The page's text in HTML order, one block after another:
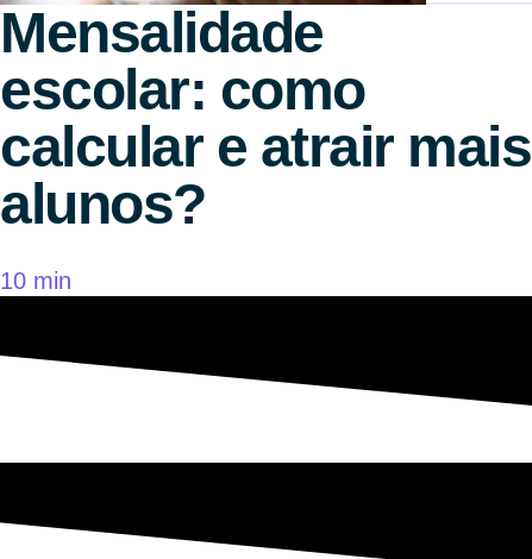
Mensalidade
escolar: como
calcular e atrair mais
alunos?
10 min